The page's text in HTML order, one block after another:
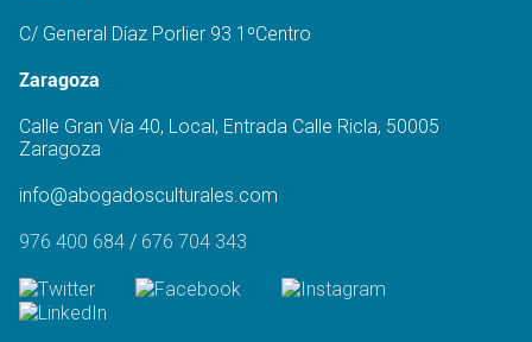
C/ General Díaz Porlier 93 1ºCentro
Zaragoza
Calle Gran Vía 40, Local, Entrada Calle Ricla, 50005
Zaragoza
info@abogadosculturales.com
976 400 684 / 676 704 343